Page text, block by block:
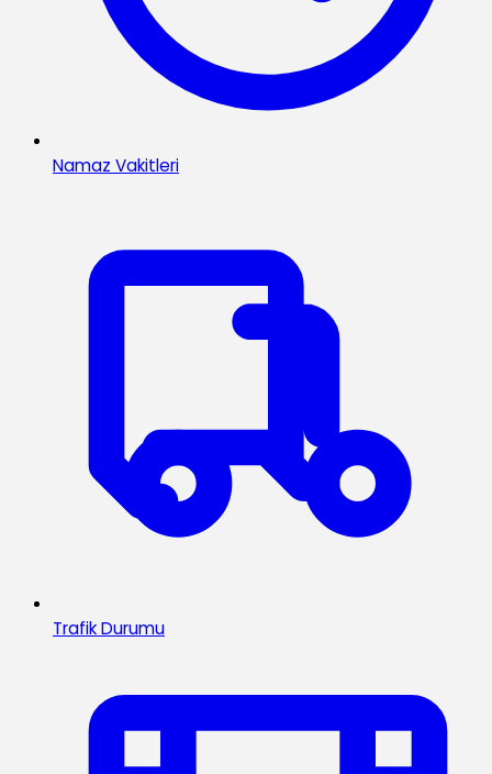
Namaz Vakitleri
Trafik Durumu